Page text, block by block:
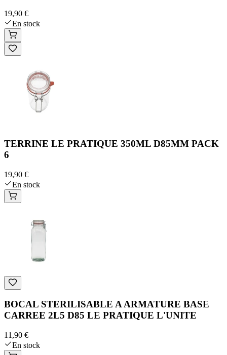
19,90 €
En stock
TERRINE LE PRATIQUE 350ML D85MM PACK
6
19,90 €
En stock
BOCAL STERILISABLE A ARMATURE BASE
CARREE 2L5 D85 LE PRATIQUE L'UNITE
11,90 €
En stock